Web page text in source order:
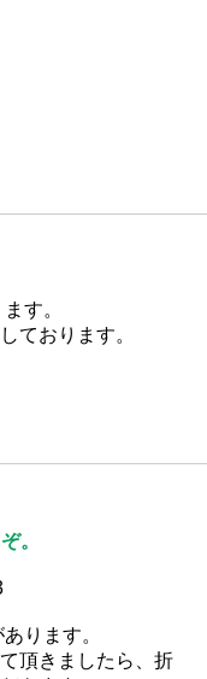
す。
ております。
。
ります。
頂きましたら、折